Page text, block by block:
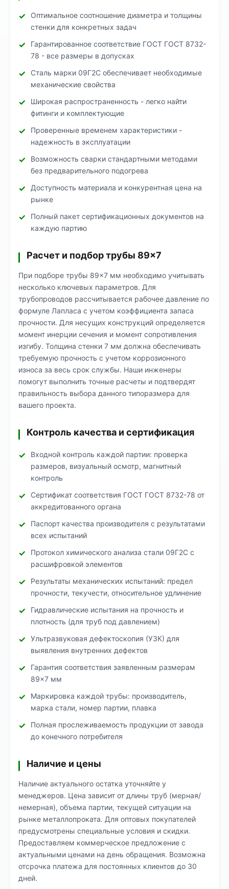
Оптимальное соотношение диаметра и толщины
стенки для конкретных задач
Гарантированное соответствие ГОСТ ГОСТ 8732-
78 - все размеры в допусках
Сталь марки 09Г2С обеспечивает необходимые
механические свойства
Широкая распространенность - легко найти
фитинги и комплектующие
Проверенные временем характеристики -
надежность в эксплуатации
Возможность сварки стандартными методами
без предварительного подогрева
Доступность материала и конкурентная цена на
рынке
Полный пакет сертификационных документов на
каждую партию
Расчет и подбор трубы 89×7
При подборе трубы 89×7 мм необходимо учитывать
несколько ключевых параметров. Для
трубопроводов рассчитывается рабочее давление по
формуле Лапласа с учетом коэффициента запаса
прочности. Для несущих конструкций определяется
момент инерции сечения и момент сопротивления
изгибу. Толщина стенки 7 мм должна обеспечивать
требуемую прочность с учетом коррозионного
износа за весь срок службы. Наши инженеры
помогут выполнить точные расчеты и подтвердят
правильность выбора данного типоразмера для
вашего проекта.
Контроль качества и сертификация
Входной контроль каждой партии: проверка
размеров, визуальный осмотр, магнитный
контроль
Сертификат соответствия ГОСТ ГОСТ 8732-78 от
аккредитованного органа
Паспорт качества производителя с результатами
всех испытаний
Протокол химического анализа стали 09Г2С с
расшифровкой элементов
Результаты механических испытаний: предел
прочности, текучести, относительное удлинение
Гидравлические испытания на прочность и
плотность (для труб под давлением)
Ультразвуковая дефектоскопия (УЗК) для
выявления внутренних дефектов
Гарантия соответствия заявленным размерам
89×7 мм
Маркировка каждой трубы: производитель,
марка стали, номер партии, плавка
Полная прослеживаемость продукции от завода
до конечного потребителя
Наличие и цены
Наличие актуального остатка уточняйте у
менеджеров. Цена зависит от длины труб (мерная/
немерная), объема партии, текущей ситуации на
рынке металлопроката. Для оптовых покупателей
предусмотрены специальные условия и скидки.
Предоставляем коммерческое предложение с
актуальными ценами на день обращения. Возможна
отсрочка платежа для постоянных клиентов до 30
дней.